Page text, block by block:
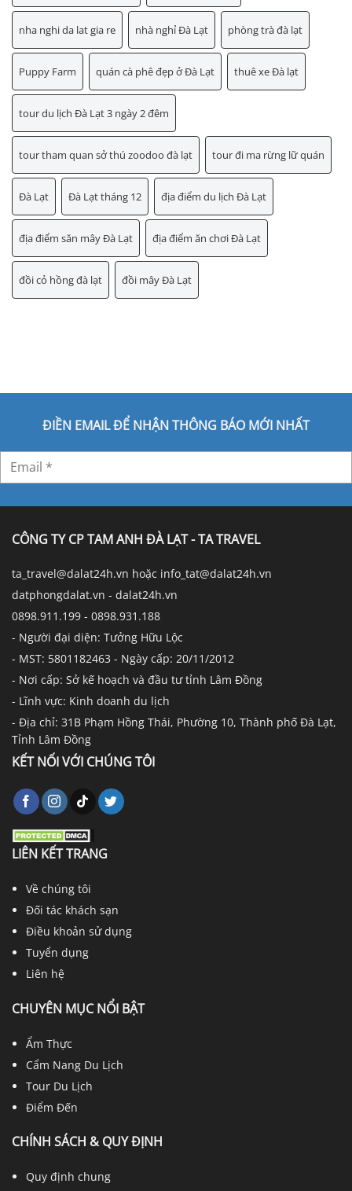
nha nghi da lat gia re nhà nghỉ Đà Lạt phòng trà đà lạt
Puppy Farm quán cà phê đẹp ở Đà Lạt thuê xe Đà lạt
tour du lịch Đà Lạt 3 ngày 2 đêm
tour tham quan sở thú zoodoo đà lạt tour đi ma rừng lữ quán
Đà Lạt Đà Lạt tháng 12 địa điểm du lịch Đà Lạt
địa điểm săn mây Đà Lạt địa điểm ăn chơi Đà Lạt
đồi cỏ hồng đà lạt đồi mây Đà Lạt
ĐIỀN EMAIL ĐỂ NHẬN THÔNG BÁO MỚI NHẤT
CÔNG TY CP TAM ANH ĐÀ LẠT - TA TRAVEL
ta_travel@dalat24h.vn hoặc info_tat@dalat24h.vn
datphongdalat.vn - dalat24h.vn
0898.911.199 - 0898.931.188
- Người đại diện: Tưởng Hữu Lộc
- MST: 5801182463 - Ngày cấp: 20/11/2012
- Nơi cấp: Sở kế hoạch và đầu tư tỉnh Lâm Đồng
- Lĩnh vực: Kinh doanh du lịch
- Địa chỉ: 31B Phạm Hồng Thái, Phường 10, Thành phố Đà Lạt,
Tỉnh Lâm Đồng
KẾT NỐI VỚI CHÚNG TÔI
LIÊN KẾT TRANG
Về chúng tôi
Đối tác khách sạn
Điều khoản sử dụng
Tuyển dụng
Liên hệ
CHUYÊN MỤC NỔI BẬT
Ẩm Thực
Cẩm Nang Du Lịch
Tour Du Lịch
Điểm Đến
CHÍNH SÁCH & QUY ĐỊNH
Quy định chung